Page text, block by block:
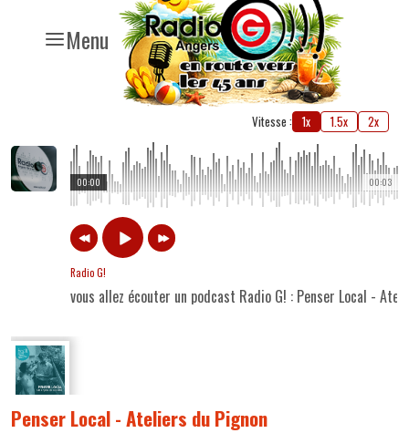
Menu
Vitesse : 1x 1.5x 2x
00:03
00:00
Radio G!
vous allez écouter un podcast Radio G! : Penser Local -
Penser Local - Ateliers du Pignon